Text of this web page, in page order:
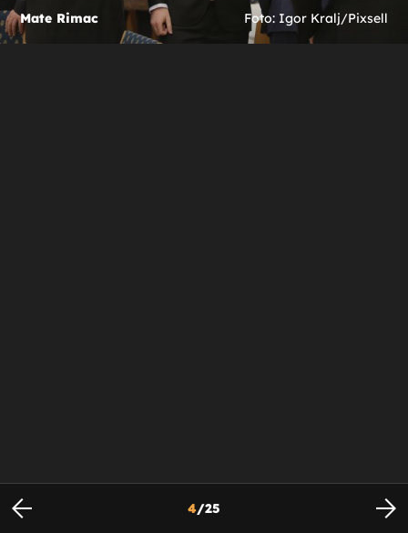
Mate Rimac Foto: Igor Kralj/Pixsell
4/25